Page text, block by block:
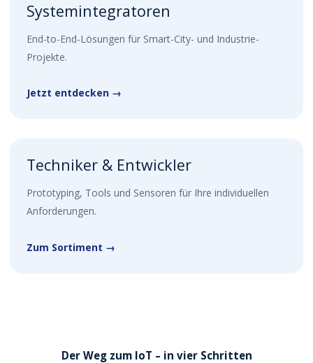
Systemintegratoren
End-to-End-Lösungen für Smart-City- und Industrie-
Projekte.
Jetzt entdecken →
Techniker & Entwickler
Prototyping, Tools und Sensoren für Ihre individuellen
Anforderungen.
Zum Sortiment →
Der Weg zum IoT – in vier Schritten